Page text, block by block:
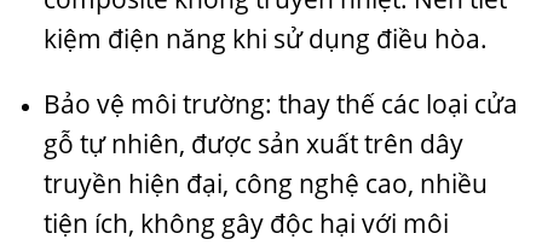
kiệm điện năng khi sử dụng điều hòa.
Bảo vệ môi trường: thay thế các loại cửa
gỗ tự nhiên, được sản xuất trên dây
truyền hiện đại, công nghệ cao, nhiều
tiện ích, không gây độc hại với môi